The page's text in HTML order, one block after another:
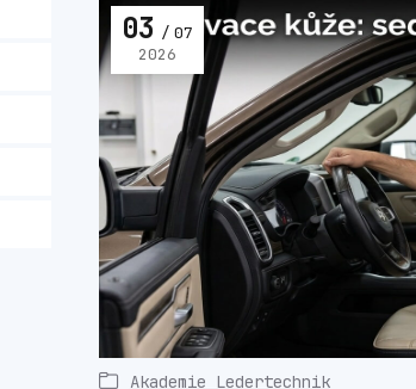
03
07
2026
Akademie Ledertechnik